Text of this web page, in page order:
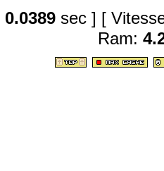
0.0389 sec ] [
Ram: